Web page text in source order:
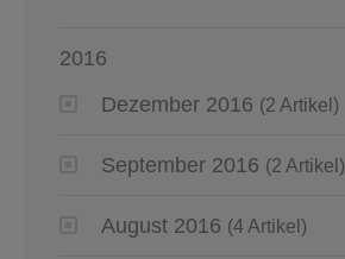
2016
Dezember 2016 (2 Artikel)
September 2016 (2 Artikel)
August 2016 (4 Artikel)